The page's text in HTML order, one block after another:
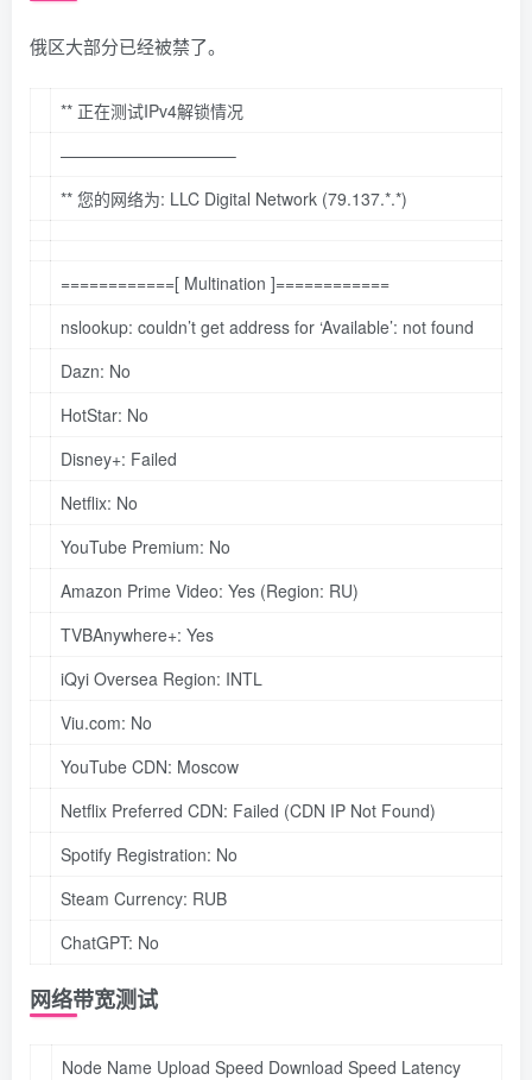
俄区大部分已经被禁了。
** 正在测试IPv4解锁情况
——————————–
** 您的网络为: LLC Digital Network (79.137.*.*)
============[ Multination ]============
nslookup: couldn’t get address for ‘Available’: not found
Dazn: No
HotStar: No
Disney+: Failed
Netflix: No
YouTube Premium: No
Amazon Prime Video: Yes (Region: RU)
TVBAnywhere+: Yes
iQyi Oversea Region: INTL
Viu.com: No
YouTube CDN: Moscow
Netflix Preferred CDN: Failed (CDN IP Not Found)
Spotify Registration: No
Steam Currency: RUB
ChatGPT: No
网络带宽测试
Node Name Upload Speed Download Speed Latency